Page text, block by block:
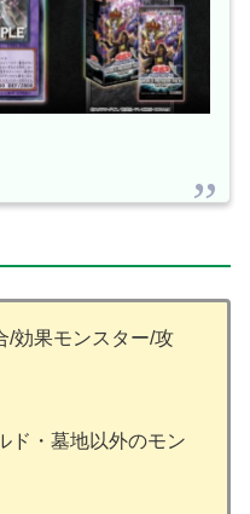
/効果モンスター/攻
ド・墓地以外のモン